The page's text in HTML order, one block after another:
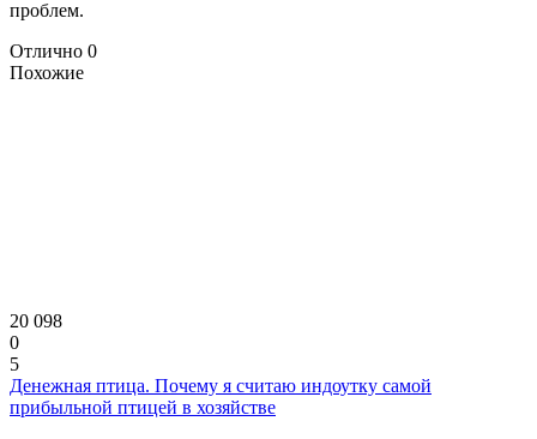
проблем.
Отлично 0
Похожие
20 098
0
5
Денежная птица. Почему я считаю индоутку самой
прибыльной птицей в хозяйстве